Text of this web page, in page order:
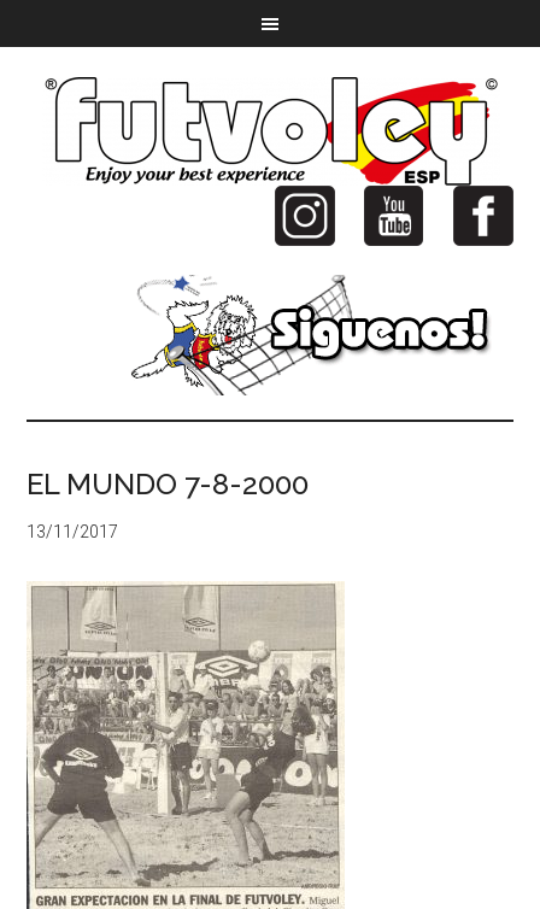
EL MUNDO 7-8-2000
13/11/2017